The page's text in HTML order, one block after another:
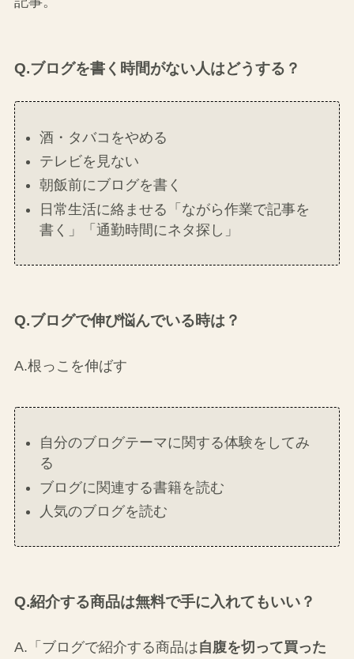
Q.ブログを書く時間がない人はどうする？
酒・タバコをやめる
テレビを見ない
朝飯前にブログを書く
日常生活に絡ませる「ながら作業で記事を
書く」「通勤時間にネタ探し」
Q.ブログで伸び悩んでいる時は？
A.根っこを伸ばす
自分のブログテーマに関する体験をしてみ
る
ブログに関連する書籍を読む
人気のブログを読む
Q.紹介する商品は無料で手に入れてもいい？
A.「ブログで紹介する商品は自腹を切って買った